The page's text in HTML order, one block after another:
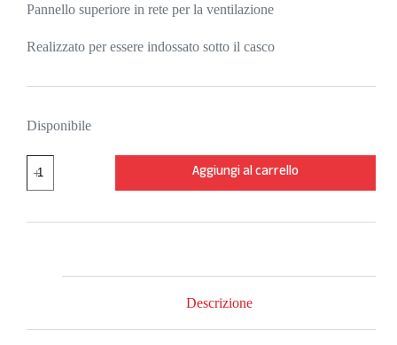
Pannello superiore in rete per la ventilazione
Realizzato per essere indossato sotto il casco
Disponibile
SKULLCAP
WHITE
Aggiungi al carrello
Descrizione